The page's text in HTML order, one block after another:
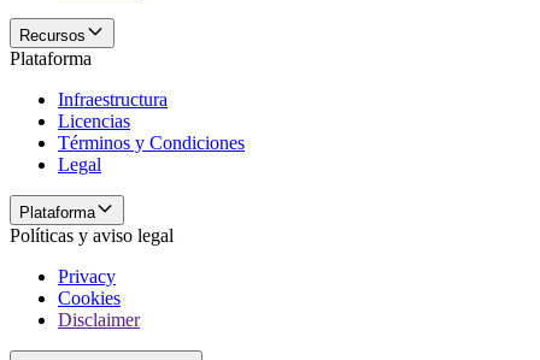
Recursos
Plataforma
Infraestructura
Licencias
Términos y Condiciones
Legal
Plataforma
Políticas y aviso legal
Privacy
Cookies
Disclaimer